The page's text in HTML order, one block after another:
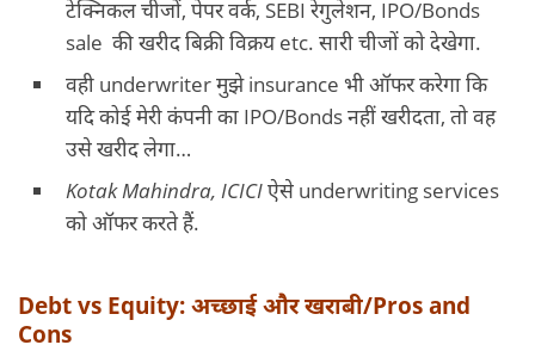
टेक्निकल चीजों, पेपर वर्क, SEBI रेगुलेशन, IPO/Bonds
sale की खरीद बिक्री विक्रय etc. सारी चीजों को देखेगा.
वही underwriter मुझे insurance भी ऑफर करेगा कि
यदि कोई मेरी कंपनी का IPO/Bonds नहीं खरीदता, तो वह
उसे खरीद लेगा…
Kotak Mahindra, ICICIऐसे underwriting services
को ऑफर करते हैं.
Debt vs Equity: अच्छाई और खराबी/Pros and
Cons